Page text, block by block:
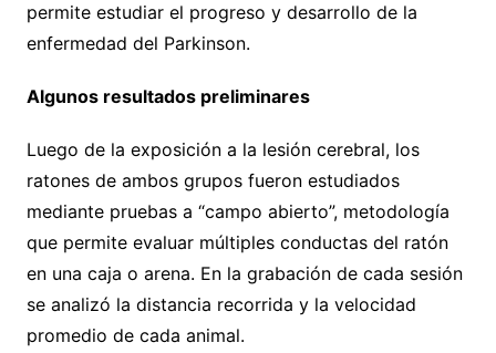
permite estudiar el progreso y desarrollo de la
enfermedad del Parkinson.
Algunos resultados preliminares
Luego de la exposición a la lesión cerebral, los
ratones de ambos grupos fueron estudiados
mediante pruebas a “campo abierto”, metodología
que permite evaluar múltiples conductas del ratón
en una caja o arena. En la grabación de cada sesión
se analizó la distancia recorrida y la velocidad
promedio de cada animal.